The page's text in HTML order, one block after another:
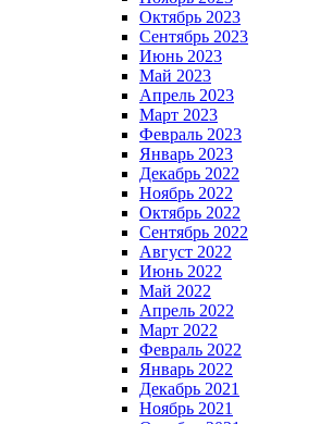
Октябрь 2023
Сентябрь 2023
Июнь 2023
Май 2023
Апрель 2023
Март 2023
Февраль 2023
Январь 2023
Декабрь 2022
Ноябрь 2022
Октябрь 2022
Сентябрь 2022
Август 2022
Июнь 2022
Май 2022
Апрель 2022
Март 2022
Февраль 2022
Январь 2022
Декабрь 2021
Ноябрь 2021